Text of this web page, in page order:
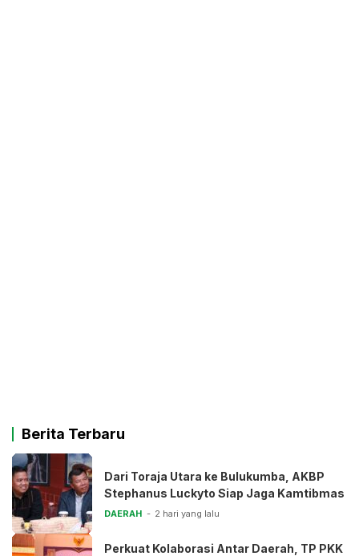
Berita Terbaru
Dari Toraja Utara ke Bulukumba, AKBP
Stephanus Luckyto Siap Jaga Kamtibmas
DAERAH 2 hari yang lalu
Perkuat Kolaborasi Antar Daerah, TP PKK